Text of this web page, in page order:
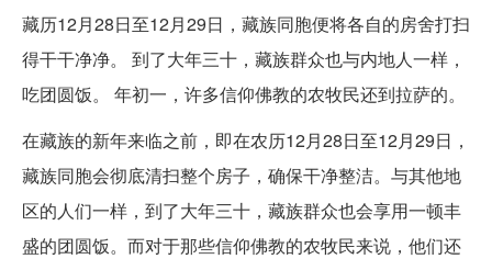
藏历12月28日至12月29日，藏族同胞便将各自的房舍打扫
得干干净净。 到了大年三十，藏族群众也与内地人一样，
吃团圆饭。 年初一，许多信仰佛教的农牧民还到拉萨的。
在藏族的新年来临之前，即在农历12月28日至12月29日，
藏族同胞会彻底清扫整个房子，确保干净整洁。与其他地
区的人们一样，到了大年三十，藏族群众也会享用一顿丰
盛的团圆饭。而对于那些信仰佛教的农牧民来说，他们还